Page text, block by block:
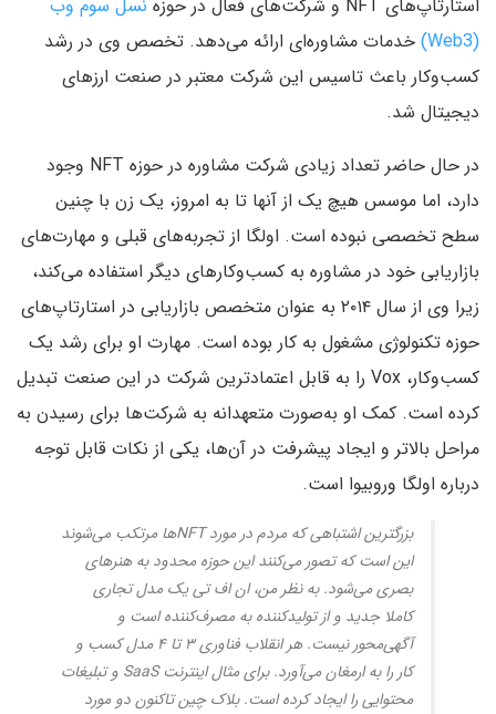
استارتاپ‌های NFT و شرکت‌های فعال در حوزه
نسل سوم وب
(Web3)
خدمات مشاوره‌ای ارائه می‌دهد. تخصص وی در رشد
کسب‌وکار باعث تاسیس این شرکت معتبر در صنعت ارزهای
دیجیتال شد.
در حال حاضر تعداد زیادی شرکت مشاوره در حوزه NFT وجود
دارد، اما موسس هیچ یک از آنها تا به امروز، یک زن با چنین
سطح تخصصی نبوده است. اولگا از تجربه‌های قبلی و مهارت‌های
بازاریابی خود در مشاوره به کسب‌وکارهای دیگر استفاده می‌کند،
زیرا وی از سال ۲۰۱۴ به عنوان متخصص بازاریابی در استارتاپ‌های
حوزه تکنولوژی مشغول به کار بوده است. مهارت او برای رشد یک
کسب‌وکار، Vox را به قابل اعتمادترین شرکت در این صنعت تبدیل
کرده است. کمک او به‌صورت متعهدانه به شرکت‌ها برای رسیدن به
مراحل بالاتر و ایجاد پیشرفت در آن‌ها، یکی از نکات قابل توجه
درباره اولگا وروبیوا است.
بزرگترین اشتباهی که مردم در مورد NFTها مرتکب می‌شوند
این است که تصور می‌کنند این حوزه محدود به هنرهای
بصری می‌شود. به نظر من، ان اف تی یک مدل تجاری
کاملا جدید و از تولیدکننده به مصرف‌کننده است و
آگهی‌محور نیست. هر انقلاب فناوری ۳ تا ۴ مدل کسب و
کار را به ارمغان می‌آورد. برای مثال اینترنت SaaS و تبلیغات
محتوایی را ایجاد کرده است. بلاک چین تاکنون دو مورد